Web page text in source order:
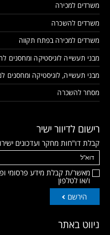
משרדים למכירה
משרדים להשכרה
משרדים למכירה בפתח תקווה
מבני תעשייה לוגיסטיקה ומחסנים
מבני תעשייה, לוגיסטיקה ומחסנים
מסחר להשכרה
רישום לדיוור ישיר
קבלת דו"חות מחקר ועדכונים
מאשר/ת קבלת מידע פרסומי
ו/או לטלפון
הירשם
ניווט באתר